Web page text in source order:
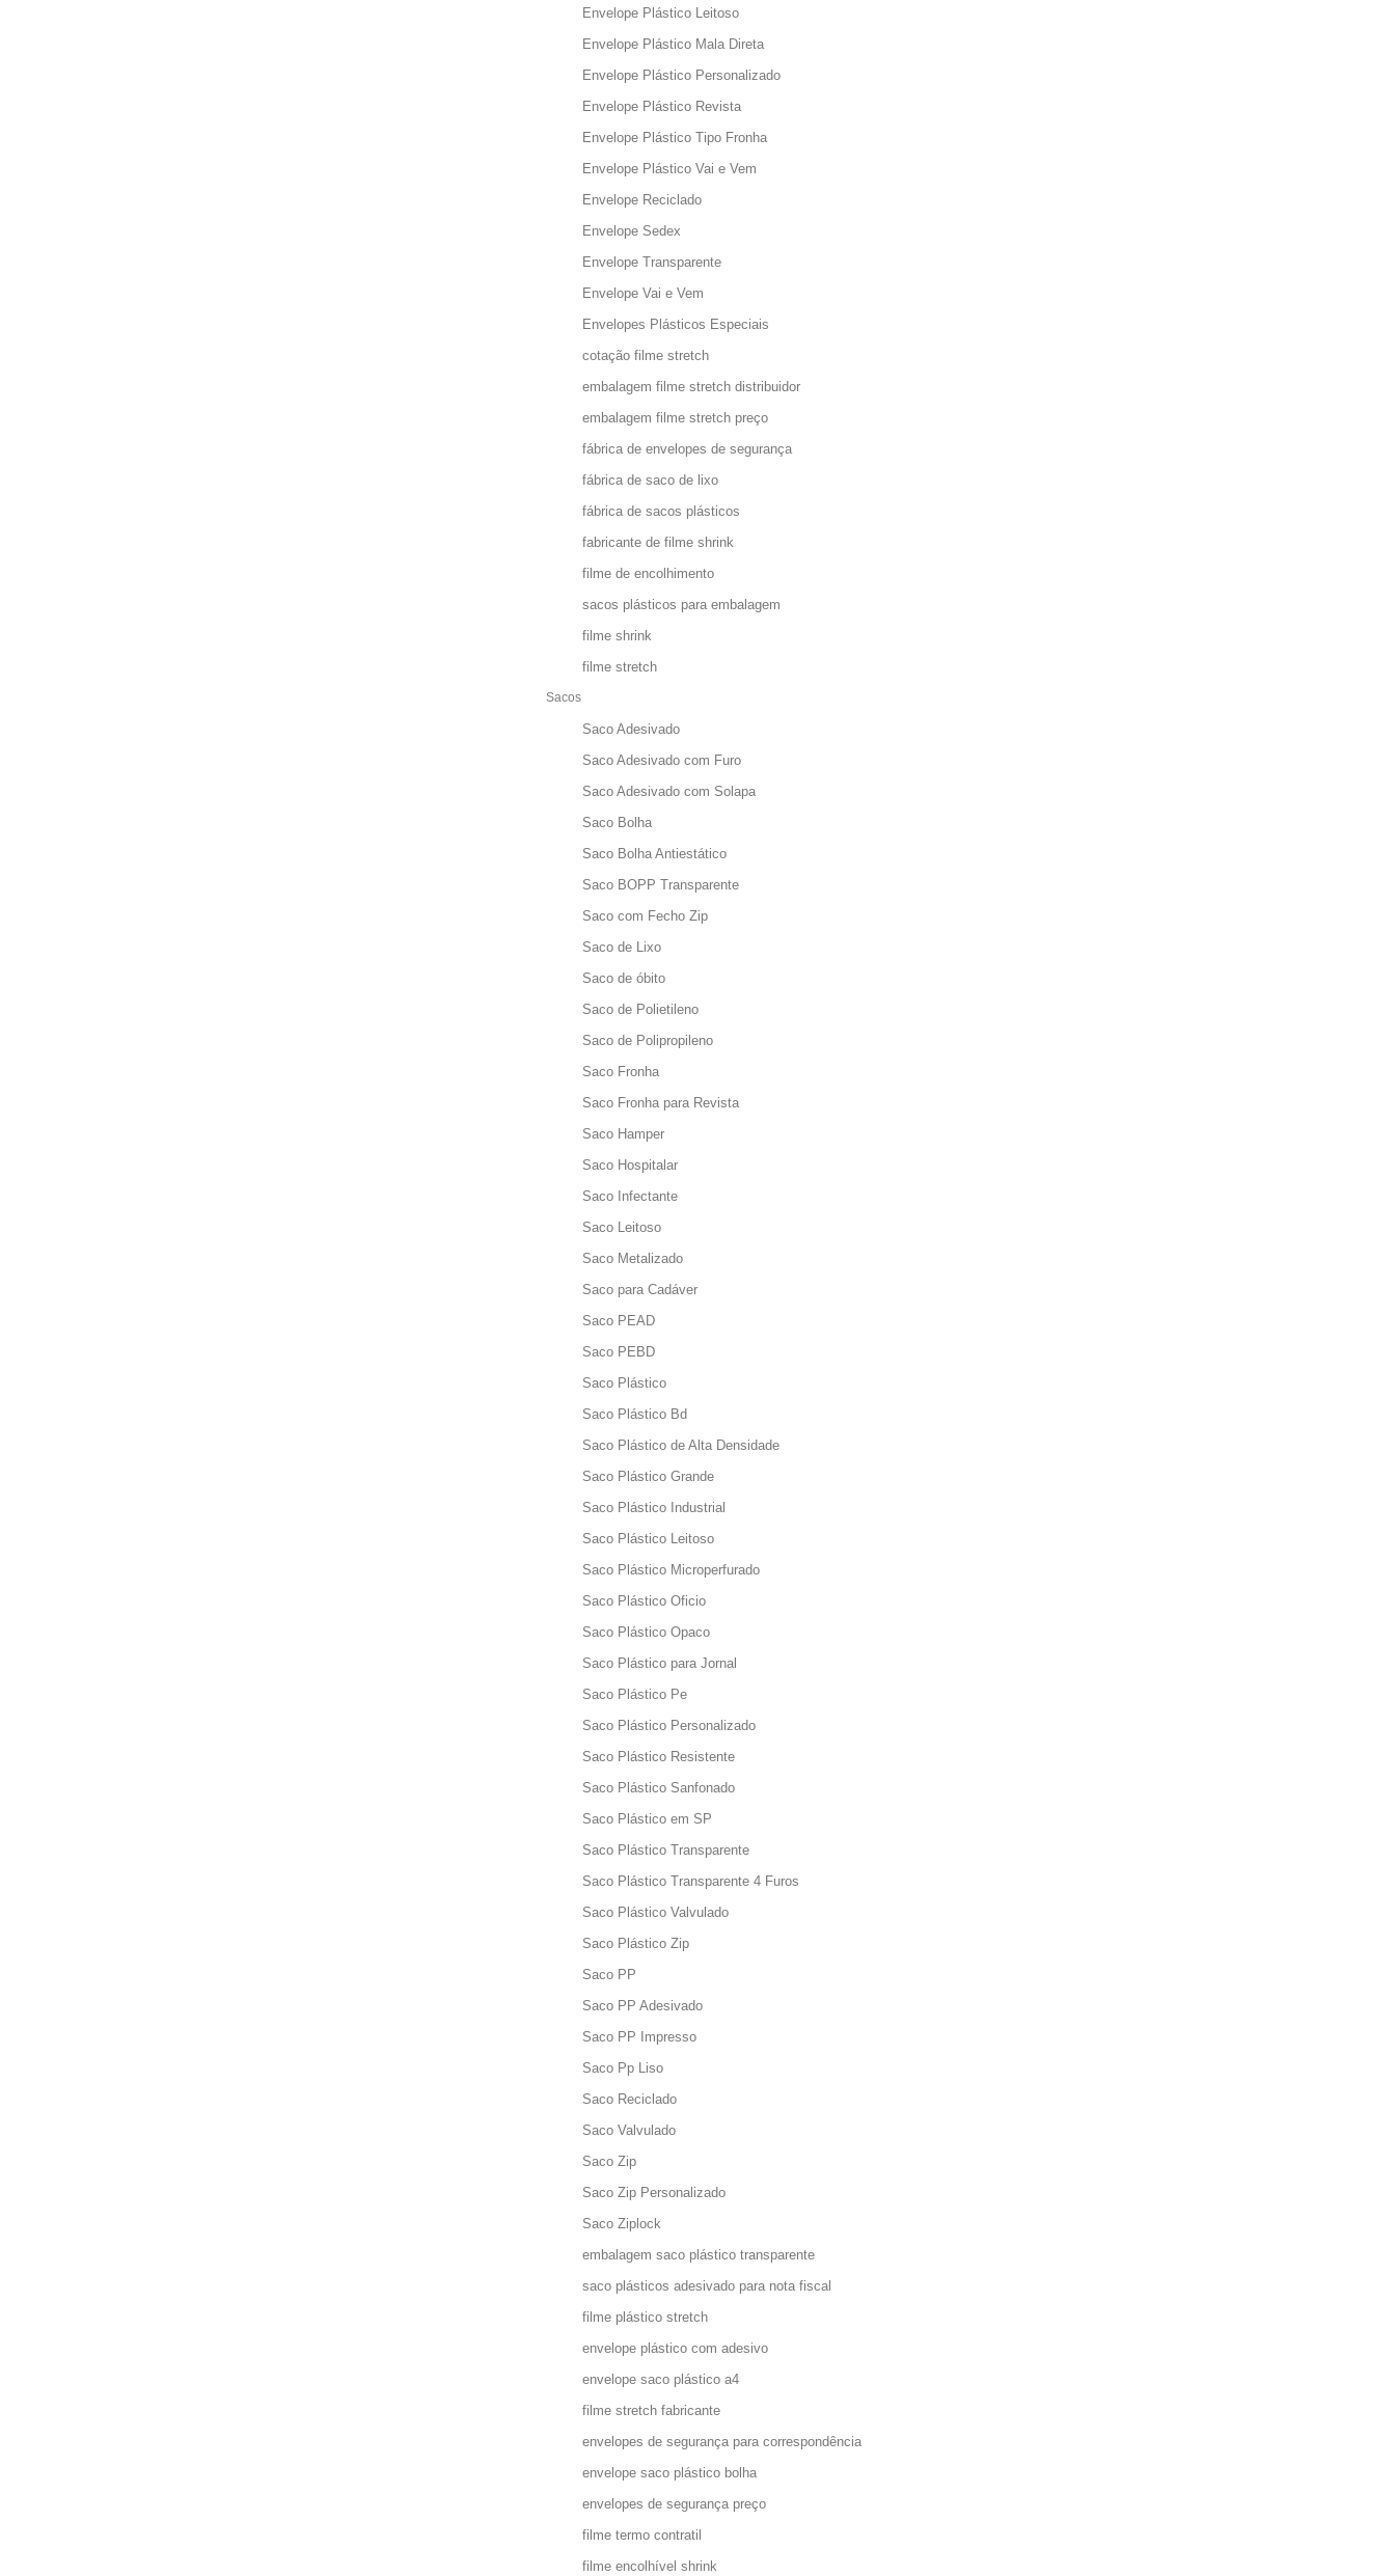
Envelope Plástico Leitoso
Envelope Plástico Mala Direta
Envelope Plástico Personalizado
Envelope Plástico Revista
Envelope Plástico Tipo Fronha
Envelope Plástico Vai e Vem
Envelope Reciclado
Envelope Sedex
Envelope Transparente
Envelope Vai e Vem
Envelopes Plásticos Especiais
cotação filme stretch
embalagem filme stretch distribuidor
embalagem filme stretch preço
fábrica de envelopes de segurança
fábrica de saco de lixo
fábrica de sacos plásticos
fabricante de filme shrink
filme de encolhimento
sacos plásticos para embalagem
filme shrink
filme stretch
Sacos
Saco Adesivado
Saco Adesivado com Furo
Saco Adesivado com Solapa
Saco Bolha
Saco Bolha Antiestático
Saco BOPP Transparente
Saco com Fecho Zip
Saco de Lixo
Saco de óbito
Saco de Polietileno
Saco de Polipropileno
Saco Fronha
Saco Fronha para Revista
Saco Hamper
Saco Hospitalar
Saco Infectante
Saco Leitoso
Saco Metalizado
Saco para Cadáver
Saco PEAD
Saco PEBD
Saco Plástico
Saco Plástico Bd
Saco Plástico de Alta Densidade
Saco Plástico Grande
Saco Plástico Industrial
Saco Plástico Leitoso
Saco Plástico Microperfurado
Saco Plástico Oficio
Saco Plástico Opaco
Saco Plástico para Jornal
Saco Plástico Pe
Saco Plástico Personalizado
Saco Plástico Resistente
Saco Plástico Sanfonado
Saco Plástico em SP
Saco Plástico Transparente
Saco Plástico Transparente 4 Furos
Saco Plástico Valvulado
Saco Plástico Zip
Saco PP
Saco PP Adesivado
Saco PP Impresso
Saco Pp Liso
Saco Reciclado
Saco Valvulado
Saco Zip
Saco Zip Personalizado
Saco Ziplock
embalagem saco plástico transparente
saco plásticos adesivado para nota fiscal
filme plástico stretch
envelope plástico com adesivo
envelope saco plástico a4
filme stretch fabricante
envelopes de segurança para correspondência
envelope saco plástico bolha
envelopes de segurança preço
filme termo contratil
filme encolhível shrink